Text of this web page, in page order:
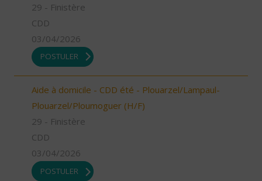
29 - Finistère
CDD
03/04/2026
POSTULER
Aide à domicile - CDD été - Plouarzel/Lampaul-
Plouarzel/Ploumoguer (H/F)
29 - Finistère
CDD
03/04/2026
POSTULER